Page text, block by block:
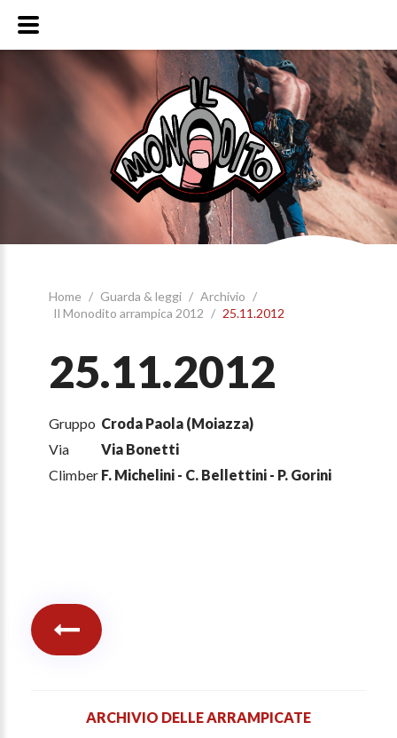
Home / Guarda & leggi / Archivio /
Il Monodito arrampica 2012 / 25.11.2012
25.11.2012
Gruppo Croda Paola (Moiazza)
Via
Via Bonetti
Climber F. Michelini - C. Bellettini - P. Gorini
ARCHIVIO DELLE ARRAMPICATE